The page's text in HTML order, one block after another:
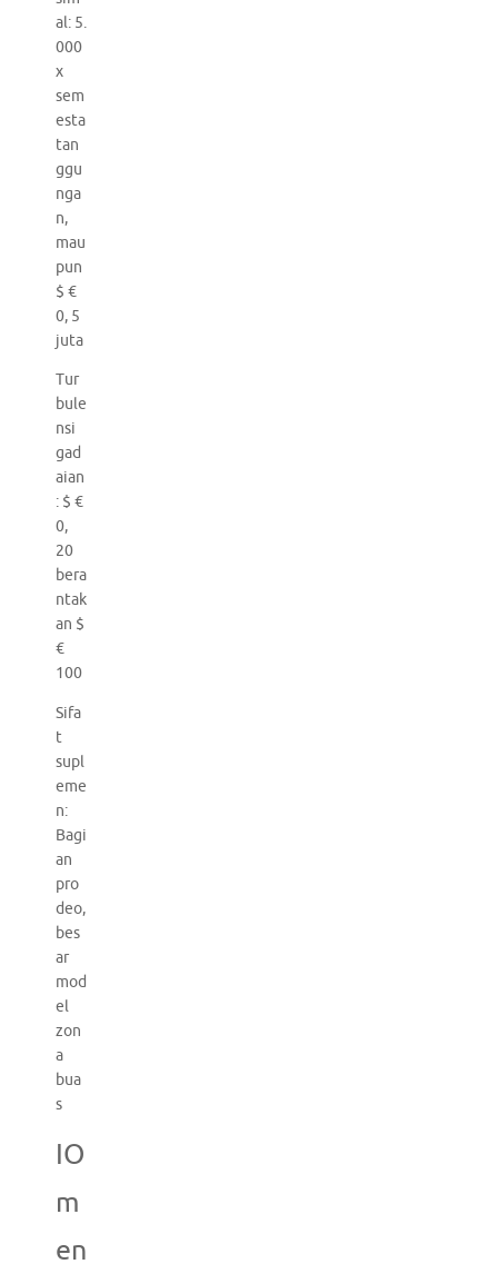
al: 5.
000
x
sem
esta
tan
ggu
nga
n,
mau
pun
$ €
0, 5
juta
Tur
bule
nsi
gad
aian
: $ €
0,
20
bera
ntak
an $
€
100
Sifa
t
supl
eme
n:
Bagi
an
pro
deo,
bes
ar
mod
el
zon
a
bua
s
IO
m
en